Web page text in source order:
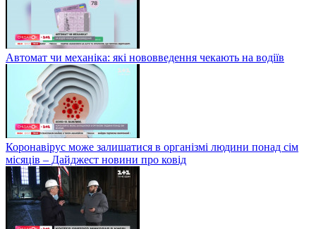
Автомат чи механіка: які нововведення чекають на водіїв
Коронавірус може залишатися в організмі людини понад сім
місяців – Дайджест новини про ковід